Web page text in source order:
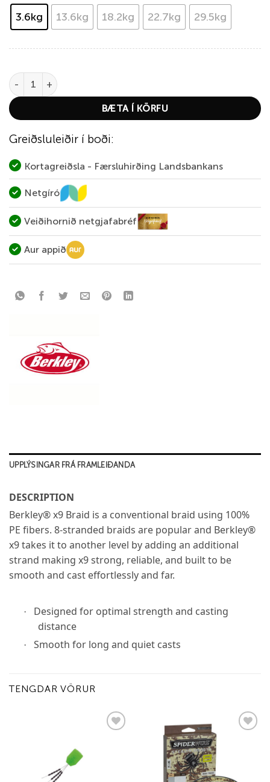
3.6kg 13.6kg 18.2kg 22.7kg 29.5kg
Berkley Superline X9 – Low-Vis Green quantity
BÆTA Í KÖRFU
Greiðsluleiðir í boði:
Kortagreiðsla - Færsluhirðing Landsbankans
Netgíró
Veiðihornið netgjafabréf
Aur appið
UPPLÝSINGAR FRÁ FRAMLEIÐANDA
DESCRIPTION
Berkley® x9 Braid is a conventional braid using 100%
PE fibers. 8-stranded braids are popular and Berkley®
x9 takes it to another level by adding an additional
strand making x9 strong, reliable, and built to be
smooth and cast effortlessly and far.
·
Designed for optimal strength and casting
distance
· Smooth for long and quiet casts
TENGDAR VÖRUR